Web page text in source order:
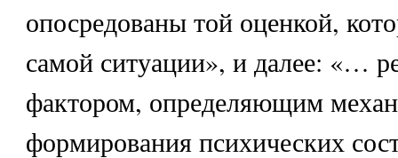
опосредованы той оценкой,
самой ситуации», и далее: «…
фактором, определяющим
формирования психических